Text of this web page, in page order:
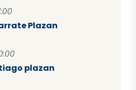
Plazan
plazan